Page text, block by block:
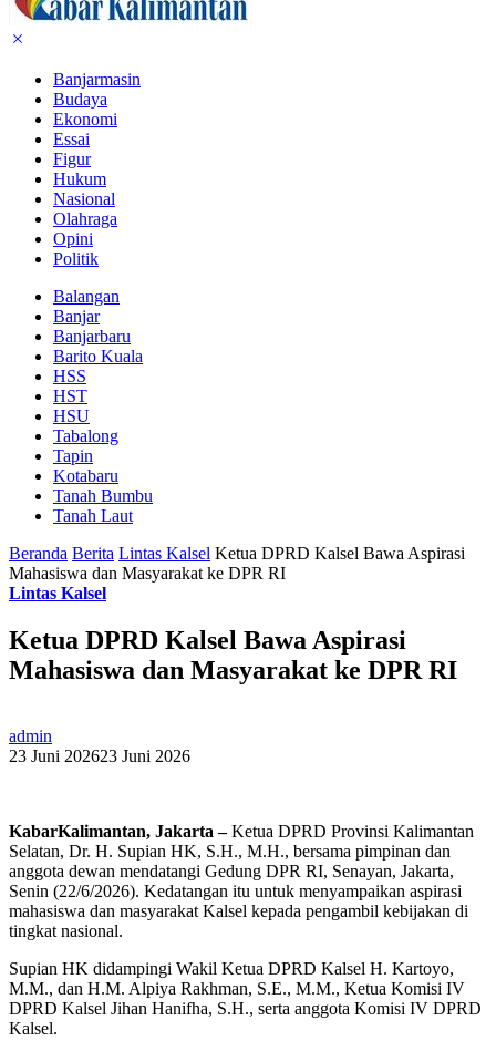
Banjarmasin
Budaya
Ekonomi
Essai
Figur
Hukum
Nasional
Olahraga
Opini
Politik
Balangan
Banjar
Banjarbaru
Barito Kuala
HSS
HST
HSU
Tabalong
Tapin
Kotabaru
Tanah Bumbu
Tanah Laut
Beranda Berita Lintas Kalsel Ketua DPRD Kalsel Bawa Aspirasi
Mahasiswa dan Masyarakat ke DPR RI
Lintas Kalsel
Ketua DPRD Kalsel Bawa Aspirasi
Mahasiswa dan Masyarakat ke DPR RI
admin
23 Juni 202623 Juni 2026
KabarKalimantan, Jakarta –Ketua DPRD Provinsi Kalimantan
Selatan, Dr. H. Supian HK, S.H., M.H., bersama pimpinan dan
anggota dewan mendatangi Gedung DPR RI, Senayan, Jakarta,
Senin (22/6/2026). Kedatangan itu untuk menyampaikan aspirasi
mahasiswa dan masyarakat Kalsel kepada pengambil kebijakan di
tingkat nasional.
Supian HK didampingi Wakil Ketua DPRD Kalsel H. Kartoyo,
M.M., dan H.M. Alpiya Rakhman, S.E., M.M., Ketua Komisi IV
DPRD Kalsel Jihan Hanifha, S.H., serta anggota Komisi IV DPRD
Kalsel.